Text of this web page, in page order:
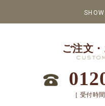
ご注文
［ 受付時